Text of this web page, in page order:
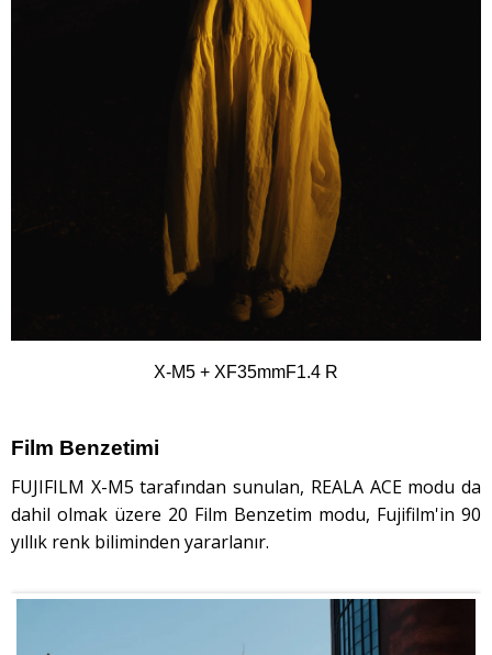
X-M5 + XF35mmF1.4 R
Film Benzetimi
FUJIFILM X-M5 tarafından sunulan, REALA ACE modu da
dahil olmak üzere 20 Film Benzetim modu, Fujifilm'in 90
yıllık renk biliminden yararlanır.